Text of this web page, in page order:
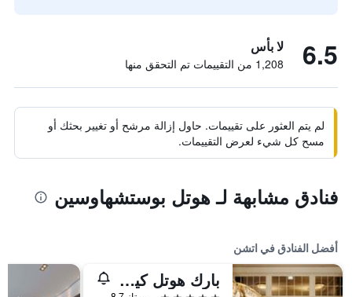
6.5 لا بأس
1,208 من التقييمات تم التحقق منها
لم يتم العثور على تقييمات. حاول إزالة مرشح أو تغيير بحثك أو
مسح كل شيء لعرض التقييمات.
فنادق مشابهة لـ هوتل بوستشهاوسين
أفضل الفنادق في اتشن
بارك هوتل كيلينوف آخن